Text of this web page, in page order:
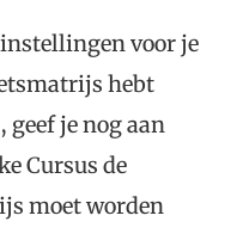
voor je
hebt
geef je nog aan
Cursus de
moet worden